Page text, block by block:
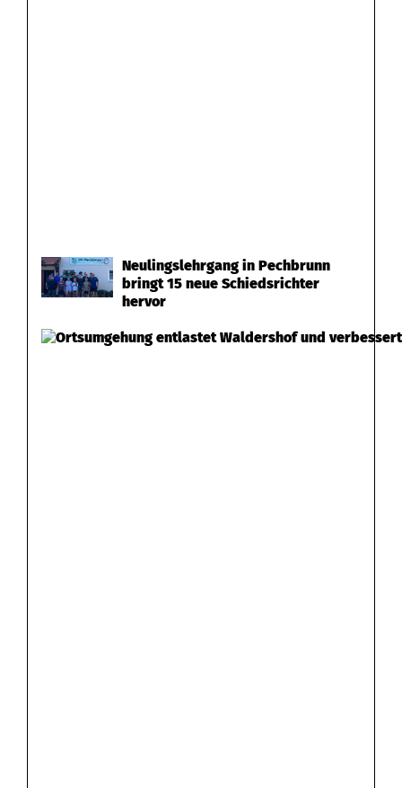
Neulingslehrgang in Pechbrunn
bringt 15 neue Schiedsrichter
hervor